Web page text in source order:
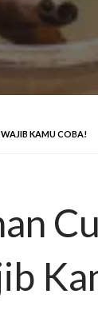
WAJIB KAMU COBA!